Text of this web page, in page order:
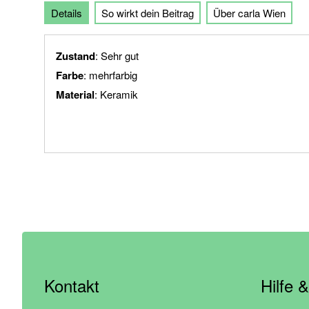
der
Bildgalerie
springen
Details
Zustand: Sehr gut
Farbe: mehrfarbig
Material: Keramik
So wirkt dein Beitrag Über carla Wien
Kontakt Hilfe